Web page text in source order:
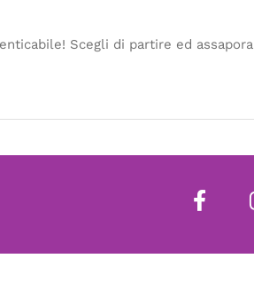
Scegli di partire ed assapora